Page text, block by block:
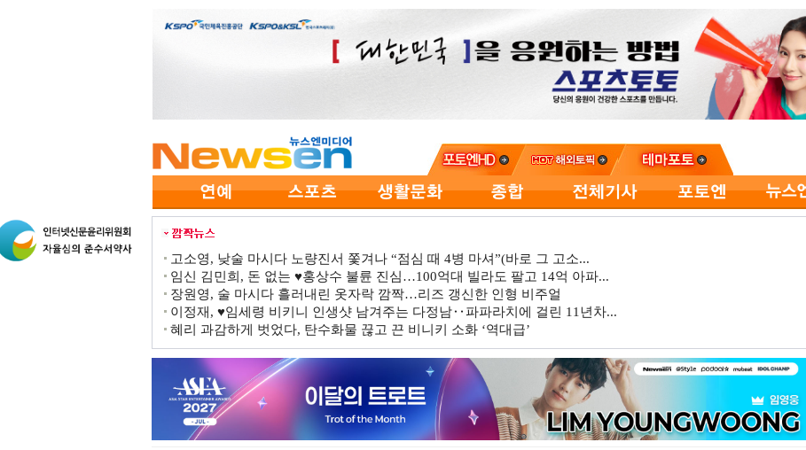
고소영, 낮술 마시다 노량진서 쫓겨나 “점심 때 4병 마셔”(바로 그 고소...
임신 김민희, 돈 없는 ♥홍상수 불륜 진심…100억대 빌라도 팔고 14억 아파...
장원영, 술 마시다 흘러내린 옷자락 깜짝…리즈 갱신한 인형 비주얼
이정재, ♥임세령 비키니 인생샷 남겨주는 다정남‥파파라치에 걸린 11년차...
혜리 과감하게 벗었다, 탄수화물 끊고 끈 비니키 소화 ‘역대급’